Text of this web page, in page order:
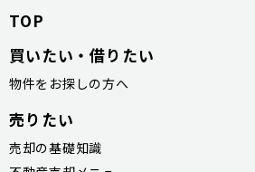
TOP
買いたい・借りたい
物件をお探しの方へ
売りたい
売却の基礎知識